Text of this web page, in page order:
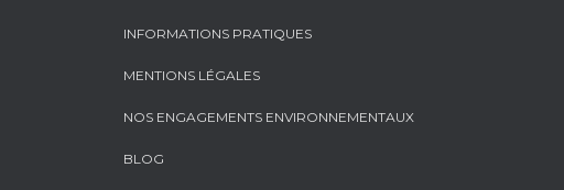
INFORMATIONS PRATIQUES
MENTIONS LÉGALES
NOS ENGAGEMENTS ENVIRONNEMENTAUX
BLOG